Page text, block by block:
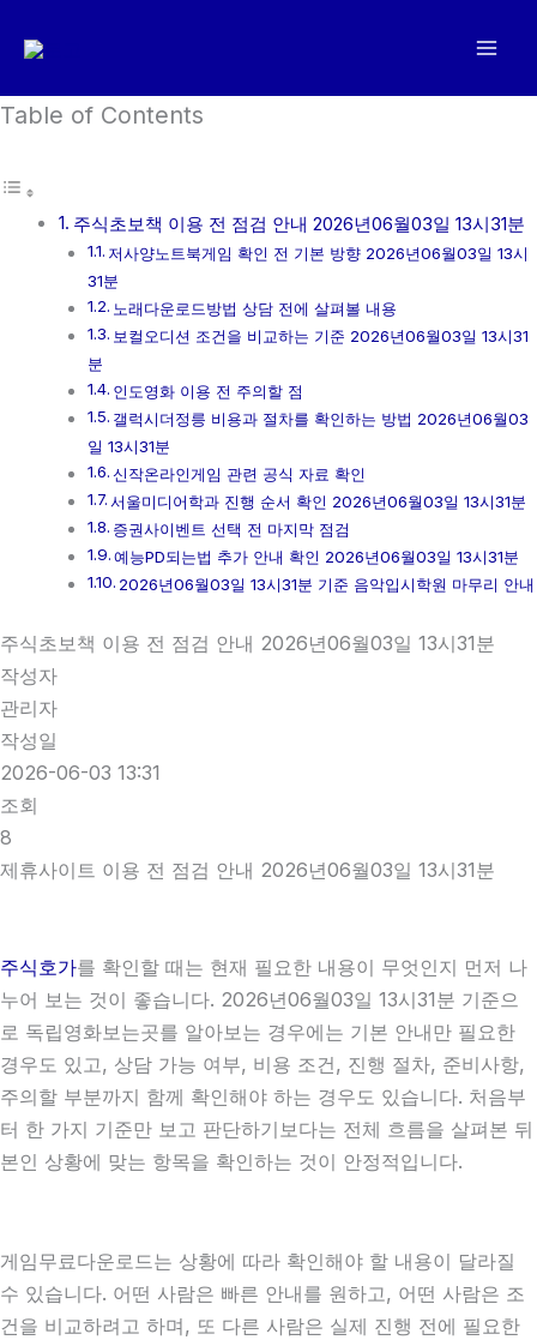
로
너
Table of Contents
주식초보책 이용 전 점검 안내 2026년06월03일 13시31분
저사양노트북게임 확인 전 기본 방향 2026년06월03일 13시
31분
노래다운로드방법 상담 전에 살펴볼 내용
보컬오디션 조건을 비교하는 기준 2026년06월03일 13시31
분
인도영화 이용 전 주의할 점
갤럭시더정릉 비용과 절차를 확인하는 방법 2026년06월03
일 13시31분
신작온라인게임 관련 공식 자료 확인
서울미디어학과 진행 순서 확인 2026년06월03일 13시31분
증권사이벤트 선택 전 마지막 점검
예능PD되는법 추가 안내 확인 2026년06월03일 13시31분
2026년06월03일 13시31분 기준 음악입시학원 마무리 안내
주식초보책 이용 전 점검 안내 2026년06월03일 13시31분
작성자
관리자
작성일
2026-06-03 13:31
조회
8
제휴사이트 이용 전 점검 안내 2026년06월03일 13시31분
주식호가를 확인할 때는 현재 필요한 내용이 무엇인지 먼저 나
누어 보는 것이 좋습니다. 2026년06월03일 13시31분 기준으
로 독립영화보는곳를 알아보는 경우에는 기본 안내만 필요한
경우도 있고, 상담 가능 여부, 비용 조건, 진행 절차, 준비사항,
주의할 부분까지 함께 확인해야 하는 경우도 있습니다. 처음부
터 한 가지 기준만 보고 판단하기보다는 전체 흐름을 살펴본 뒤
본인 상황에 맞는 항목을 확인하는 것이 안정적입니다.
게임무료다운로드는 상황에 따라 확인해야 할 내용이 달라질
수 있습니다. 어떤 사람은 빠른 안내를 원하고, 어떤 사람은 조
건을 비교하려고 하며, 또 다른 사람은 실제 진행 전에 필요한